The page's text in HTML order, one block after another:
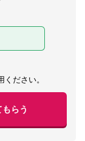
ださい。
らう